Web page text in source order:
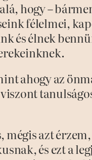
hogy –
félelmei,
és élnek
ahogy az
azt
és ezt a